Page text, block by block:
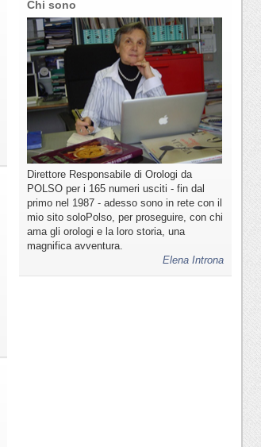
Chi sono
Direttore Responsabile di Orologi da
POLSO per i 165 numeri usciti - fin dal
primo nel 1987 - adesso sono in rete con il
mio sito soloPolso, per proseguire, con chi
ama gli orologi e la loro storia, una
magnifica avventura.
Elena Introna